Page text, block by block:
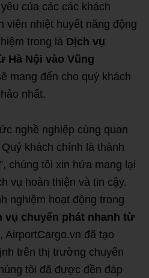
của các các khách
viên nhiệt huyết năng động
trong là Dịch vụ
Hà Nội vào Vũng
mang đến cho quý khách
nhất.
nghề nghiệp cùng quan
khách chính là thành
chúng tôi xin hứa mang lại
vụ hoàn thiện và tin cậy.
nghiệm hoạt động trong
vụ chuyển phát nhanh từ
, AirportCargo.vn đã tạo
trên thị trường chuyển
tôi đã được đền đáp